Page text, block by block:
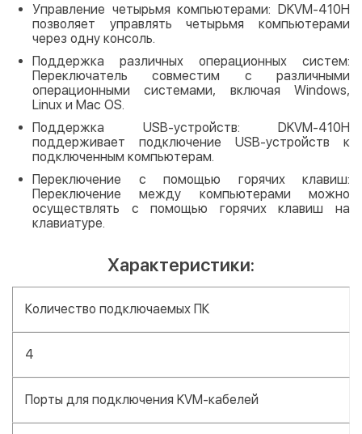
Управление четырьмя компьютерами: DKVM-410H
позволяет управлять четырьмя компьютерами
через одну консоль.
Поддержка различных операционных систем:
Переключатель совместим с различными
операционными системами, включая Windows,
Linux и Mac OS.
Поддержка USB-устройств: DKVM-410H
поддерживает подключение USB-устройств к
подключенным компьютерам.
Переключение с помощью горячих клавиш:
Переключение между компьютерами можно
осуществлять с помощью горячих клавиш на
клавиатуре.
Характеристики:
Количество подключаемых ПК
4
Порты для подключения KVM-кабелей